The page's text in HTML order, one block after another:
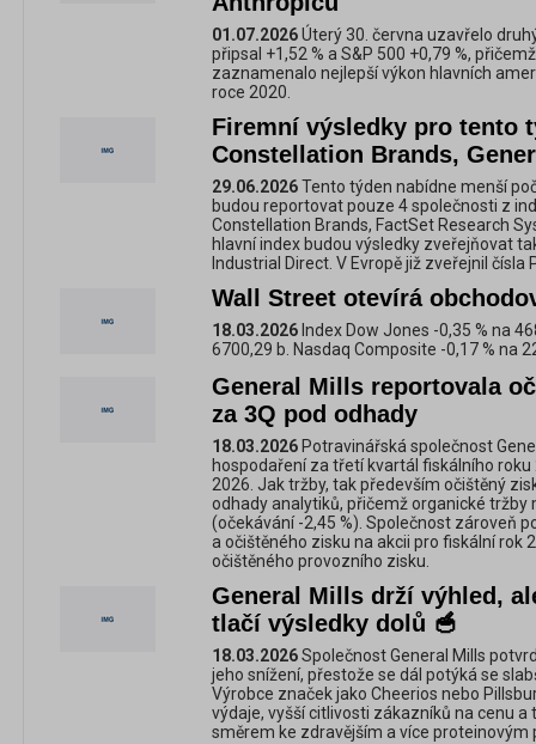
01.07.2026Úterý 30. června uzavřelo
připsal +1,52 % a S&P 500 +0,79 %,
zaznamenalo nejlepší výkon hlavních
roce 2020.
Firemní výsledky pro tento
Constellation Brands,
29.06.2026Tento týden nabídne menší
budou reportovat pouze 4 společnosti z
Constellation Brands, FactSet Research
hlavní index budou výsledky zveřejňovat
Industrial Direct. V Evropě již zveřejnil čísla
Wall Street otevírá
18.03.2026 Index Dow Jones -0,35 % na
6700,29 b. Nasdaq Composite -0,17 % na
General Mills reportovala
za 3Q pod odhady
18.03.2026 Potravinářská společnost
hospodaření za třetí kvartál fiskálního
2026. Jak tržby, tak především očištěný
odhady analytiků, přičemž organické tržby
(očekávání -2,45 %). Společnost zároveň
a očištěného zisku na akcii pro fiskální rok
očištěného provozního zisku.
General Mills drží výhled,
tlačí výsledky dolů 🥣
18.03.2026Společnost General Mills
jeho snížení, přestože se dál potýká se
Výrobce značek jako Cheerios nebo
výdaje, vyšší citlivosti zákazníků na cenu
směrem ke zdravějším a více proteinovým